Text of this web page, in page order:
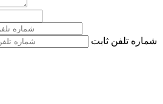
شماره تلفن ثابت